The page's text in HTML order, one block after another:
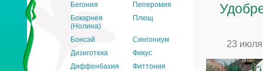
Бегония
Пеперомия
Бокарнея
(Нолина)
Плющ
Бонсай
Сингониум
Дизиготека
Фикус
Диффенбахия
Фиттония
23